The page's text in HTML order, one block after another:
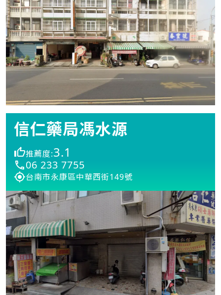
信仁藥局馮水源
推薦度:3.1
06 233 7755
台南市永康區中華西街149號